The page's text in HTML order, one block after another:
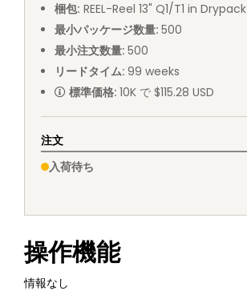
梱包: REEL-Reel 13" Q1/T1 in Drypack
最小パッケージ数量: 500
最小注文数量: 500
リードタイム: 99 weeks
標準価格: 10K で $115.28 USD
注文
入荷待ち
操作機能
情報なし